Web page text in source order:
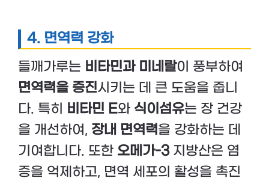
4. 면역력 강화
들깨가루는 비타민과 미네랄이 풍부하여
면역력을 증진시키는 데 큰 도움을 줍니
다. 특히
비타민 E와 식이섬유는 장 건강
을 개선하여, 장내 면역력을 강화하는 데
기여합니다. 또한 오메가-3지방산은 염
증을 억제하고, 면역 세포의 활성을 촉진